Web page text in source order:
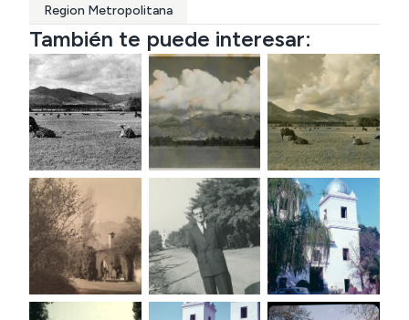
Region Metropolitana
También te puede interesar: